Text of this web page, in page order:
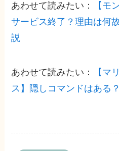
あわせて読みたい：
【モ
サービス終了？理由は何
説
あわせて読みたい：
【マ
ス】隠しコマンドはある